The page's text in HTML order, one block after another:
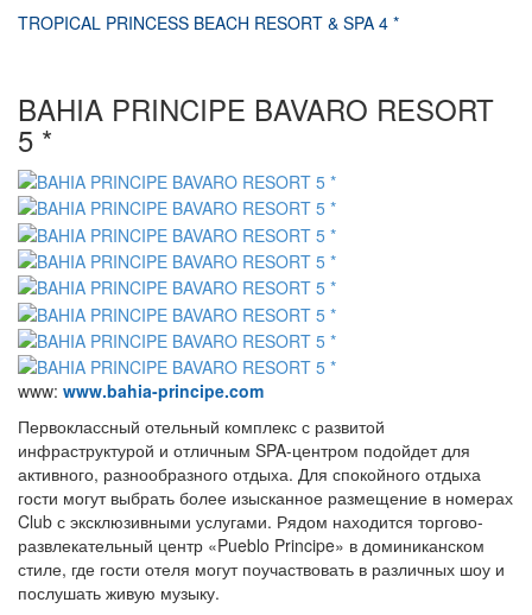
TROPICAL PRINCESS BEACH RESORT & SPA 4 *
BAHIA PRINCIPE BAVARO RESORT
5 *
www: www.bahia-principe.com
Первоклассный отельный комплекс с развитой
инфраструктурой и отличным SPA-центром подойдет для
активного, разнообразного отдыха. Для спокойного отдыха
гости могут выбрать более изысканное размещение в номерах
Club с эксклюзивными услугами. Рядом находится торгово-
развлекательный центр «Pueblo Principe» в доминиканском
стиле, где гости отеля могут поучаствовать в различных шоу и
послушать живую музыку.